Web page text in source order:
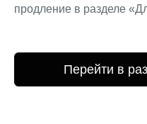
продление в разделе
Перейти в